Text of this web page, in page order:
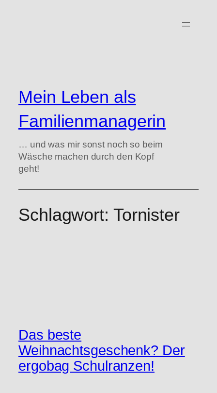
Mein Leben als
Familienmanagerin
… und was mir sonst noch so beim
Wäsche machen durch den Kopf
geht!
Schlagwort: Tornister
Das beste
Weihnachtsgeschenk? Der
ergobag Schulranzen!